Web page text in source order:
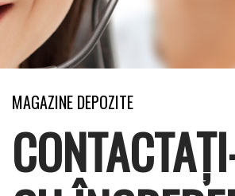
MAGAZINE DEPOZITE